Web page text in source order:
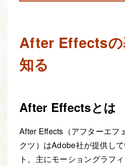
After Effectsの
知る
After Effectsとは
After Effects（アフターエフ
クツ）はAdobe社が提供し
ト。主にモーショングラフ